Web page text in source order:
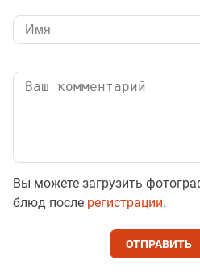
Вы можете загрузить
блюд после регистрации.
ОТПРАВИТЬ